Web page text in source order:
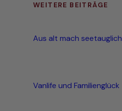
WEITERE BEITRÄGE
Aus alt mach seetauglich
Vanlife und Familienglück